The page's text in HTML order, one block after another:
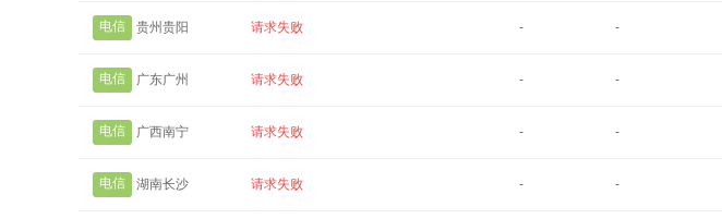
电信 贵州贵阳 请求失败 - -
电信 广东广州 请求失败 - -
电信 广西南宁 请求失败 - -
电信 湖南长沙 请求失败 - -